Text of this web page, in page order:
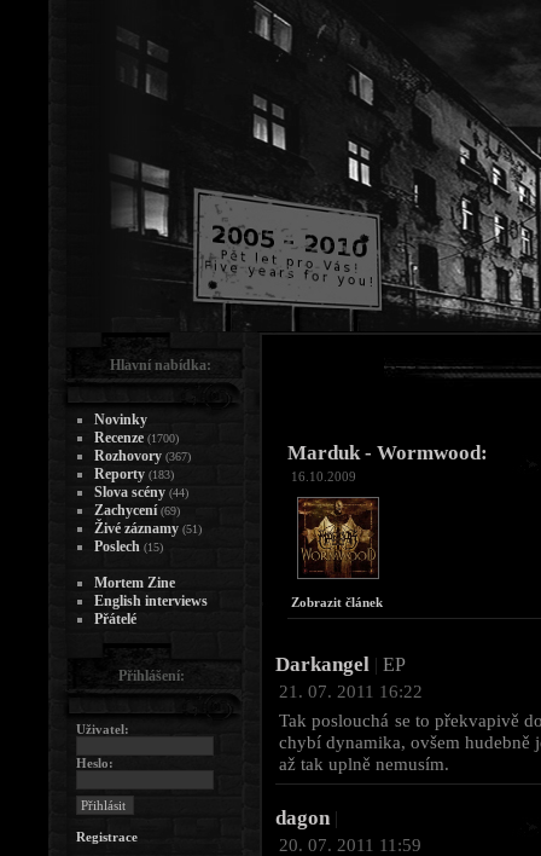
Marduk - Wormwood:
16.10.2009
Zobrazit článek
Darkangel | EP
21. 07. 2011 16:22
Tak poslouchá se to překvapivě
chybí dynamika, ovšem
až tak uplně nemusím.
dagon |
20. 07. 2011 11:59
Hlavní nabídka:
Novinky
Recenze (1700)
Rozhovory (367)
Reporty (183)
Slova scény (44)
Zachycení (69)
Živé záznamy (51)
Poslech (15)
Mortem Zine
English interviews
Přátelé
Přihlášení:
Uživatel:
Heslo:
Registrace